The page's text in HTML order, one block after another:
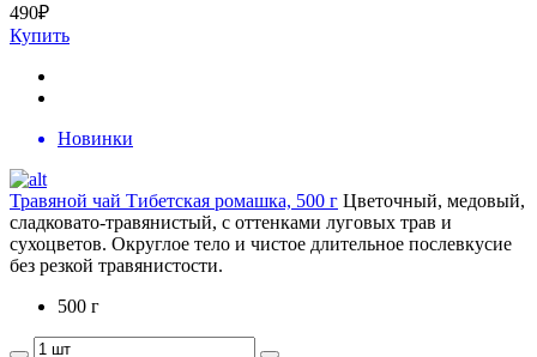
490₽
Купить
Новинки
Травяной чай Тибетская ромашка, 500 г Цветочный, медовый,
сладковато-травянистый, с оттенками луговых трав и
сухоцветов. Округлое тело и чистое длительное послевкусие
без резкой травянистости.
500 г